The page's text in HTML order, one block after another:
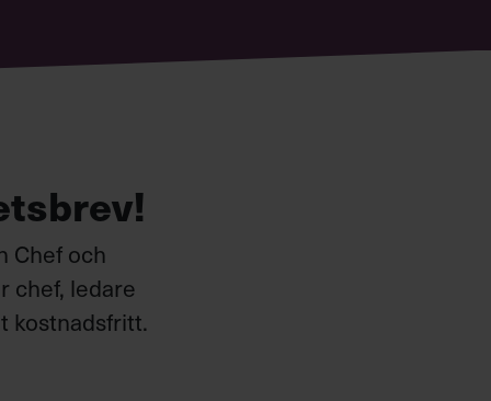
Chef och
chef, ledare
kostnadsfritt.